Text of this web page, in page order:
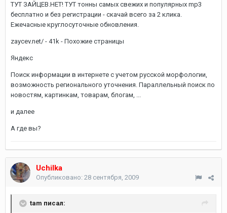
ТУТ ЗАЙЦЕВ.НЕТ! ТУТ тонны самых свежих и популярных mp3
бесплатно и без регистрации - скачай всего за 2 клика.
Ежечасные круглосуточные обновления.
zaycev.net/ - 41k - Похожие страницы
Яндекс
Поиск информации в интернете с учетом русской морфологии,
возможность регионального уточнения. Параллельный поиск по
новостям, картинкам, товарам, блогам, ...
и далее
А где вы?
Uchilka
Опубликовано: 28 сентября, 2009
tam писал: